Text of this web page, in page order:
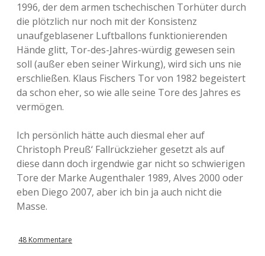
1996, der dem armen tschechischen Torhüter durch
die plötzlich nur noch mit der Konsistenz
unaufgeblasener Luftballons funktionierenden
Hände glitt, Tor-des-Jahres-würdig gewesen sein
soll (außer eben seiner Wirkung), wird sich uns nie
erschließen. Klaus Fischers Tor von 1982 begeistert
da schon eher, so wie alle seine Tore des Jahres es
vermögen.
Ich persönlich hätte auch diesmal eher auf
Christoph Preuß‘ Fallrückzieher gesetzt als auf
diese dann doch irgendwie gar nicht so schwierigen
Tore der Marke Augenthaler 1989, Alves 2000 oder
eben Diego 2007, aber ich bin ja auch nicht die
Masse.
48 Kommentare